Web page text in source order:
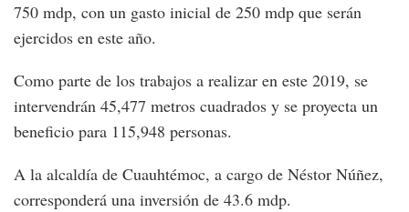
750 mdp, con un gasto inicial de 250 mdp que serán
ejercidos en este año.
Como parte de los trabajos a realizar en este 2019, se
intervendrán 45,477 metros cuadrados y se proyecta un
beneficio para 115,948 personas.
A la alcaldía de Cuauhtémoc, a cargo de Néstor Núñez,
corresponderá una inversión de 43.6 mdp.